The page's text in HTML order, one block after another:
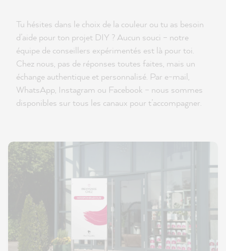
Tu hésites dans le choix de la couleur ou tu as besoin
d’aide pour ton projet DIY ? Aucun souci – notre
équipe de conseillers expérimentés est là pour toi.
Chez nous, pas de réponses toutes faites, mais un
échange authentique et personnalisé. Par e-mail,
WhatsApp, Instagram ou Facebook – nous sommes
disponibles sur tous les canaux pour t’accompagner.